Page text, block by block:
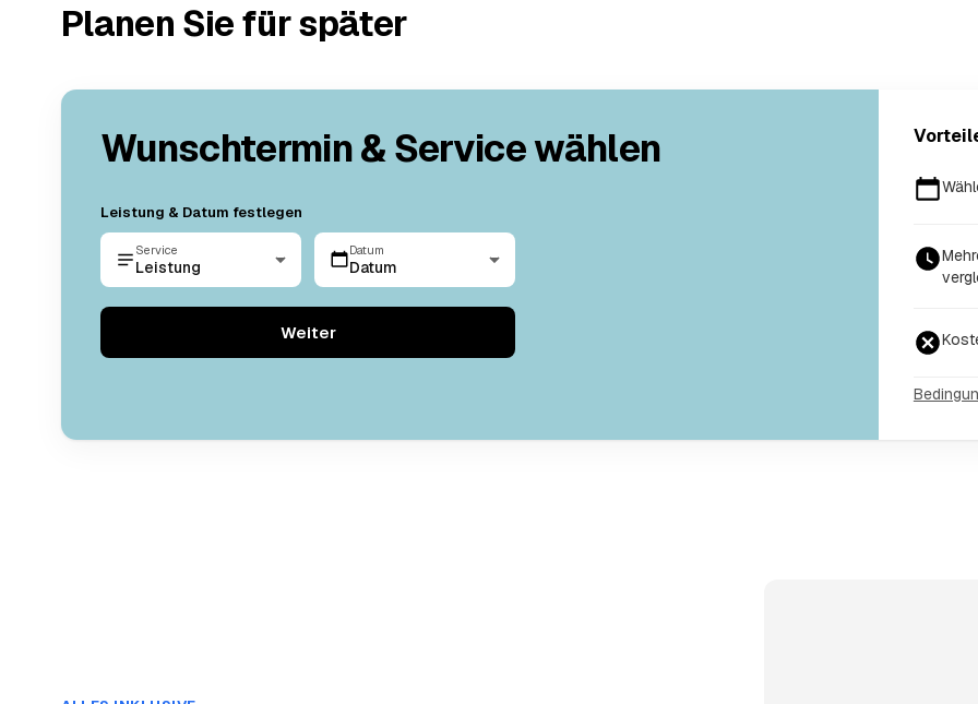
Planen Sie für später
Wunschtermin & Service wählen
Leistung & Datum festlegen
Service
Leistung
Datum
Datum
Weiter